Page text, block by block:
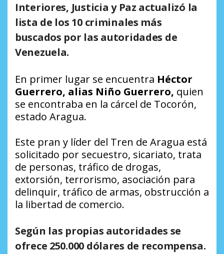
Interiores, Justicia y Paz actualizó la
lista de los 10 criminales más
buscados por las autoridades de
Venezuela.
En primer lugar se encuentra Héctor
Guerrero, alias Niño Guerrero, quien
se encontraba en la cárcel de Tocorón,
estado Aragua.
Este pran y líder del Tren de Aragua está
solicitado por secuestro, sicariato, trata
de personas, tráfico de drogas,
extorsión, terrorismo, asociación para
delinquir, tráfico de armas, obstrucción a
la libertad de comercio.
Según las propias autoridades se
ofrece 250.000 dólares de recompensa.